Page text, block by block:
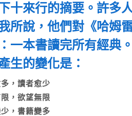
十來行的摘要。許多
所說，他們對《哈姆
一本書讀完所有經典
生的變化是：
多，讀者愈少
，欲望無限
少，書籍變多